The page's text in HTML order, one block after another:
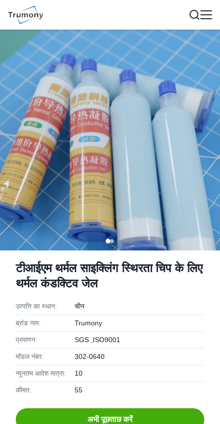
टीआईएम थर्मल साइक्लिंग स्थिरता चिप के लिए
थर्मल कंडक्टिव जेल
उत्पत्ति का स्थान: चीन
ब्रांड नाम: Trumony
प्रमाणन: SGS ,ISO9001
मॉडल नंबर: 302-0640
न्यूनतम आदेश मात्रा: 10
कीमत: 55
अभी पूछताछ करें